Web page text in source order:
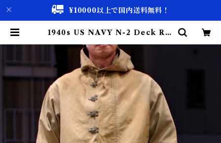
¥10000以上で国内送料無料！
1940s US NAVY N-2 Deck Rai
ッキ レイン パーカー 初期フック |
古着屋 仙台 biscco【古着 & Vint
age 通販】